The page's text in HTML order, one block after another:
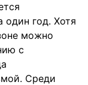
год. Хотя
можно
с
Среди